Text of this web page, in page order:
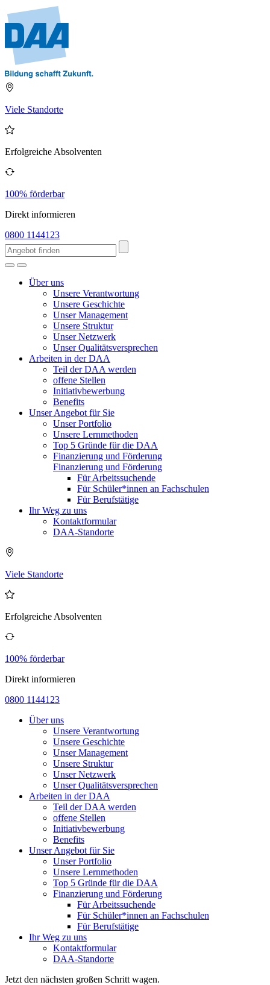
Viele Standorte
Erfolgreiche Absolventen
100% förderbar
Direkt informieren
0800 1144123
Über uns
Unsere Verantwortung
Unsere Geschichte
Unser Management
Unsere Struktur
Unser Netzwerk
Unser Qualitätsversprechen
Arbeiten in der DAA
Teil der DAA werden
offene Stellen
Initiativbewerbung
Benefits
Unser Angebot für Sie
Unser Portfolio
Unsere Lernmethoden
Top 5 Gründe für die DAA
Finanzierung und Förderung
Finanzierung und Förderung
Für Arbeitssuchende
Für Schüler*innen an Fachschulen
Für Berufstätige
Ihr Weg zu uns
Kontaktformular
DAA-Standorte
Viele Standorte
Erfolgreiche Absolventen
100% förderbar
Direkt informieren
0800 1144123
Über uns
Unsere Verantwortung
Unsere Geschichte
Unser Management
Unsere Struktur
Unser Netzwerk
Unser Qualitätsversprechen
Arbeiten in der DAA
Teil der DAA werden
offene Stellen
Initiativbewerbung
Benefits
Unser Angebot für Sie
Unser Portfolio
Unsere Lernmethoden
Top 5 Gründe für die DAA
Finanzierung und Förderung
Für Arbeitssuchende
Für Schüler*innen an Fachschulen
Für Berufstätige
Ihr Weg zu uns
Kontaktformular
DAA-Standorte
Jetzt den nächsten großen Schritt wagen.